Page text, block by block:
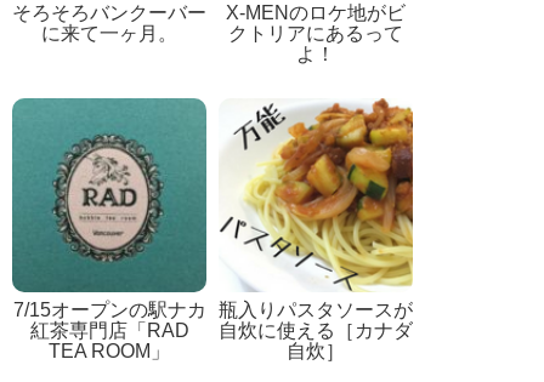
そろそろバンクーバー
に来て一ヶ月。
X-MENのロケ地がビ
クトリアにあるって
よ！
7/15オープンの駅ナカ
紅茶専門店「RAD
TEA ROOM」
瓶入りパスタソースが
自炊に使える［カナダ
自炊］